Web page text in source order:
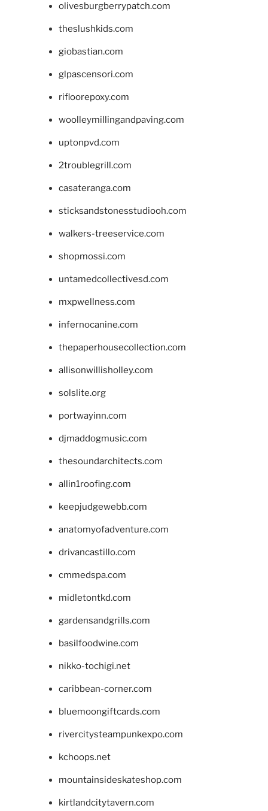
olivesburgberrypatch.com
theslushkids.com
giobastian.com
glpascensori.com
rifloorepoxy.com
woolleymillingandpaving.com
uptonpvd.com
2troublegrill.com
casateranga.com
sticksandstonesstudiooh.com
walkers-treeservice.com
shopmossi.com
untamedcollectivesd.com
mxpwellness.com
infernocanine.com
thepaperhousecollection.com
allisonwillisholley.com
solslite.org
portwayinn.com
djmaddogmusic.com
thesoundarchitects.com
allin1roofing.com
keepjudgewebb.com
anatomyofadventure.com
drivancastillo.com
cmmedspa.com
midletontkd.com
gardensandgrills.com
basilfoodwine.com
nikko-tochigi.net
caribbean-corner.com
bluemoongiftcards.com
rivercitysteampunkexpo.com
kchoops.net
mountainsideskateshop.com
kirtlandcitytavern.com